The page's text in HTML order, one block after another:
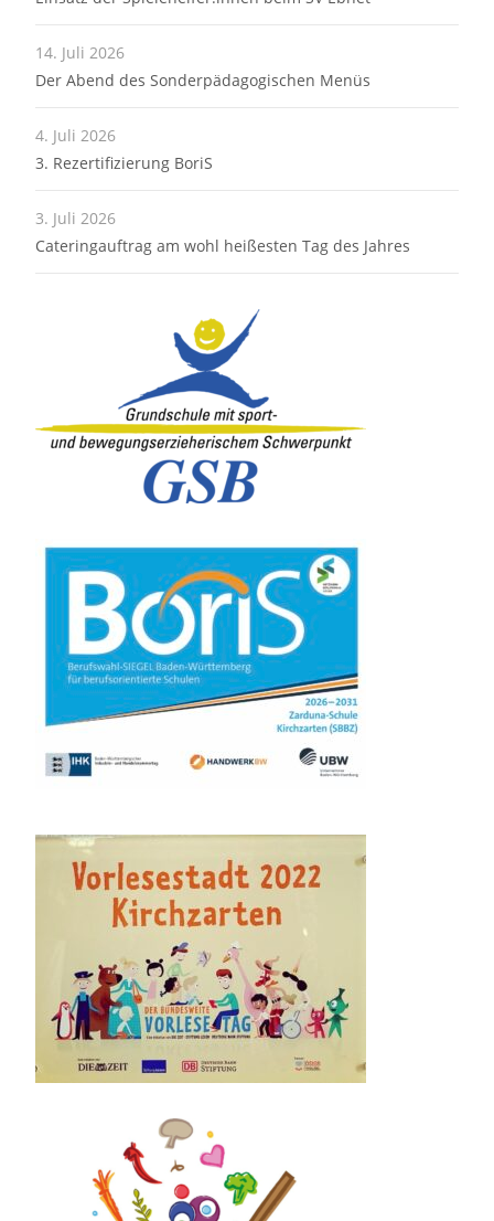
14. Juli 2026
Der Abend des Sonderpädagogischen Menüs
4. Juli 2026
3. Rezertifizierung BoriS
3. Juli 2026
Cateringauftrag am wohl heißesten Tag des Jahres